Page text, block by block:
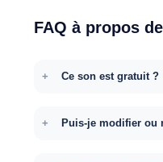
FAQ à propos
Ce son est gratuit ?
Puis-je modifier ou